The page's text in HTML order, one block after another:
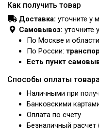
Как получить товар
Доставка: уточните у
Самовывоз: уточните
По Москве и
По России:
Есть пункт
Способы оплаты товара
Наличными при
Банковскими
Оплата по счету
Безналичный